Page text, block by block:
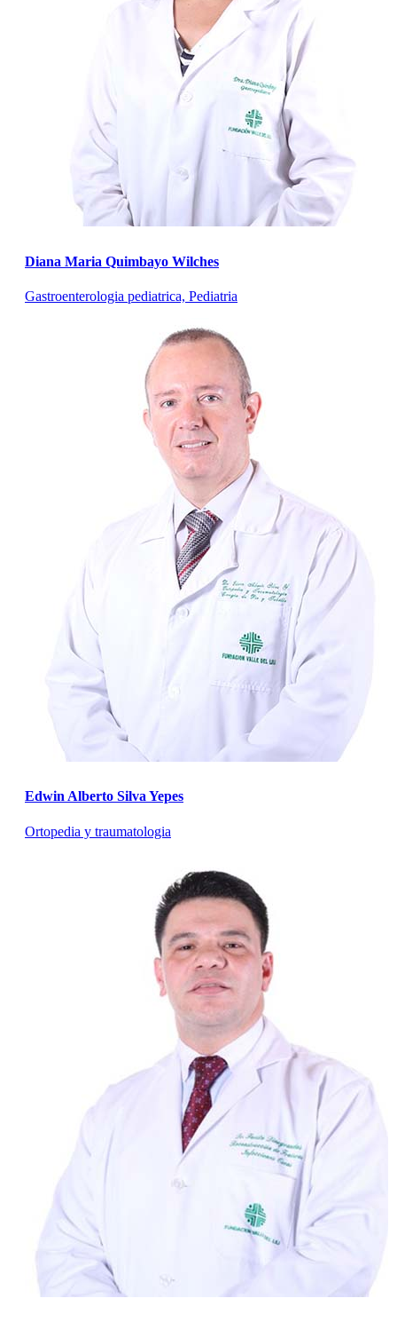
Diana Maria Quimbayo Wilches
Gastroenterologia pediatrica, Pediatria
Edwin Alberto Silva Yepes
Ortopedia y traumatologia